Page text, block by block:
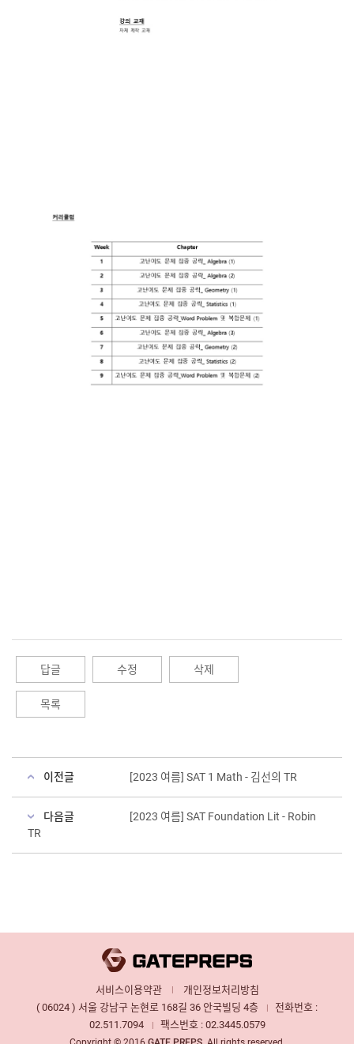
답글 수정 삭제
목록
이전글 [2023 여름] SAT 1 Math - 김선의 TR
다음글
[2023 여름] SAT Foundation Lit - Robin
TR
서비스이용약관 |
개인정보처리방침
( 06024 ) 서울 강남구 논현로 168길 36 안국빌딩 4층
전화번호 :
02.511.7094
팩스번호 : 02.3445.0579